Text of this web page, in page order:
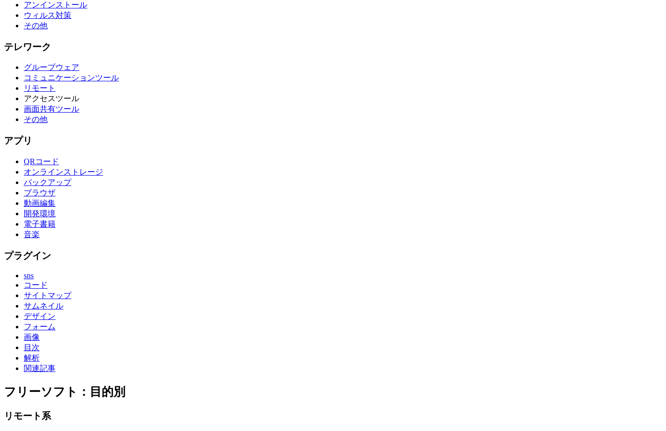
アンインストール
ウィルス対策
その他
テレワーク
グループウェア
コミュニケーションツール
リモート
アクセスツール
画面共有ツール
その他
アプリ
QRコード
オンラインストレージ
バックアップ
ブラウザ
動画編集
開発環境
電子書籍
音楽
プラグイン
sns
コード
サイトマップ
サムネイル
デザイン
フォーム
画像
目次
解析
関連記事
フリーソフト：目的別
リモート系